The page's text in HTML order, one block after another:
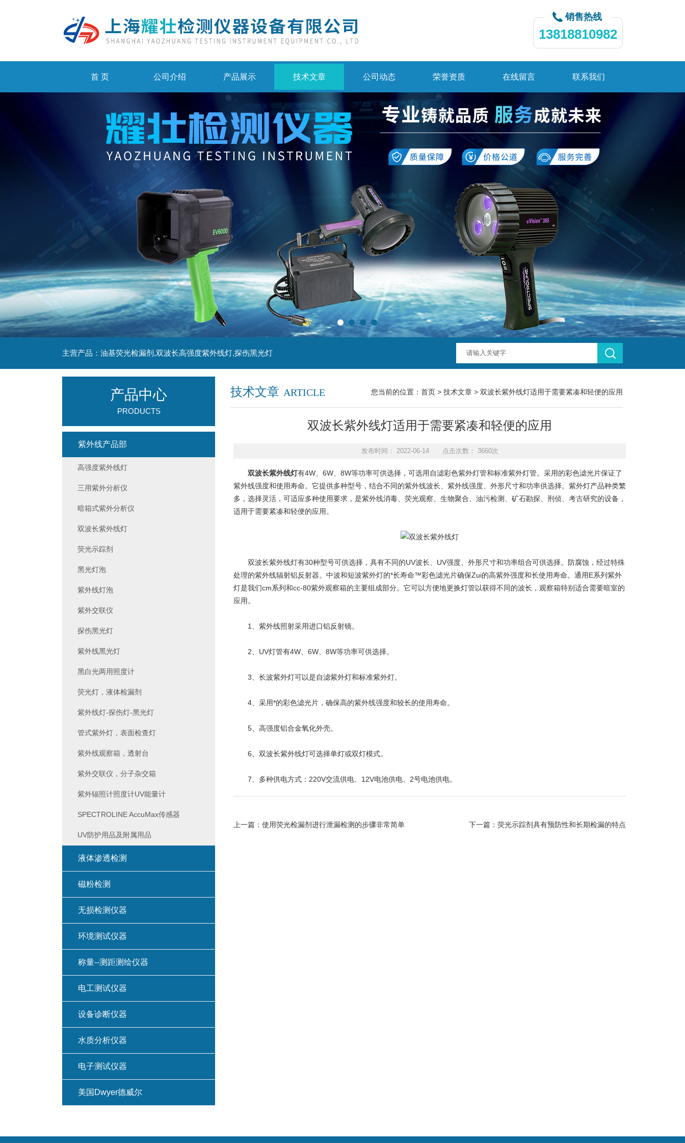
销售热线
13818810982
首 页 公司介绍 产品展示 技术文章 公司动态 荣誉资质 在线留言 联系我们
主营产品：油基荧光检漏剂,双波长高强度紫外线灯,探伤黑光灯
技术文章 ARTICLE 您当前的位置： 首页 > 技术文章 > 双波长紫外线灯适用于需要紧凑和轻便的应用
双波长紫外线灯适用于需要紧凑和轻便的应用
发布时间： 2022-06-14 点击次数： 3660次
双波长紫外线灯有4W、6W、8W等功率可供选择，可选用自滤彩色紫外灯管和标准紫外灯管。采用的彩色滤光片保证了
紫外线强度和使用寿命。它提供多种型号，结合不同的紫外线波长、紫外线强度、外形尺寸和功率供选择。紫外灯产品种类繁
多，选择灵活，可适应多种使用要求，是紫外线消毒、荧光观察、生物聚合、油污检测、矿石勘探、刑侦、考古研究的设备，
适用于需要紧凑和轻便的应用。
双波长紫外线灯有30种型号可供选择，具有不同的UV波长、UV强度、外形尺寸和功率组合可供选择。防腐蚀，经过特殊
处理的紫外线辐射铝反射器。中波和短波紫外灯的*长寿命™彩色滤光片确保Zui的高紫外强度和长使用寿命。通用E系列紫外
灯是我们cm系列和cc-80紫外观察箱的主要组成部分。它可以方便地更换灯管以获得不同的波长，观察箱特别适合需要暗室的
应用。
1、紫外线照射采用进口铝反射镜。
2、UV灯管有4W、6W、8W等功率可供选择。
3、长波紫外灯可以是自滤紫外灯和标准紫外灯。
4、采用*的彩色滤光片，确保高的紫外线强度和较长的使用寿命。
5、高强度铝合金氧化外壳。
6、双波长紫外线灯可选择单灯或双灯模式。
7、多种供电方式：220V交流供电、12V电池供电、2号电池供电。
下一篇： 荧光示踪剂具有预防性和长期检漏的特点
上一篇： 使用荧光检漏剂进行泄漏检测的步骤非常简单
产品中心
PRODUCTS
紫外线产品部
高强度紫外线灯
三用紫外分析仪
暗箱式紫外分析仪
双波长紫外线灯
荧光示踪剂
黑光灯泡
紫外线灯泡
紫外交联仪
探伤黑光灯
紫外线黑光灯
黑白光两用照度计
荧光灯，液体检漏剂
紫外线灯-探伤灯-黑光灯
管式紫外灯，表面检查灯
紫外线观察箱，透射台
紫外交联仪，分子杂交箱
紫外辐照计照度计UV能量计
SPECTROLINE AccuMax传感器
UV防护用品及附属用品
液体渗透检测
磁粉检测
无损检测仪器
环境测试仪器
称量--测距测绘仪器
电工测试仪器
设备诊断仪器
水质分析仪器
电子测试仪器
美国Dwyer德威尔